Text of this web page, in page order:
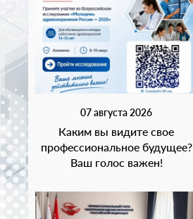
07 августа 2026
Каким вы видите свое
профессиональное будущее?
Ваш голос важен!